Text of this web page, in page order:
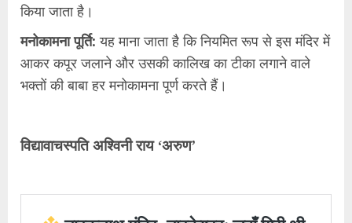
किया जाता है।
​मनोकामना पूर्ति: यह माना जाता है कि नियमित रूप से इस मंदिर में
आकर कपूर जलाने और उसकी कालिख का टीका लगाने वाले
भक्तों की बाबा हर मनोकामना पूर्ण करते हैं।
विद्यावाचस्पति अश्विनी राय ‘अरुण’